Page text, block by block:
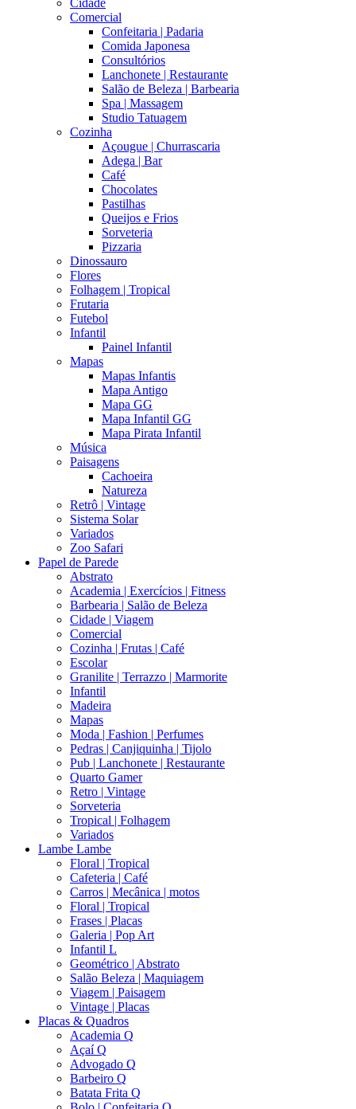
Cidade
Comercial
Confeitaria | Padaria
Comida Japonesa
Consultórios
Lanchonete | Restaurante
Salão de Beleza | Barbearia
Spa | Massagem
Studio Tatuagem
Cozinha
Açougue | Churrascaria
Adega | Bar
Café
Chocolates
Pastilhas
Queijos e Frios
Sorveteria
Pizzaria
Dinossauro
Flores
Folhagem | Tropical
Frutaria
Futebol
Infantil
Painel Infantil
Mapas
Mapas Infantis
Mapa Antigo
Mapa GG
Mapa Infantil GG
Mapa Pirata Infantil
Música
Paisagens
Cachoeira
Natureza
Retrô | Vintage
Sistema Solar
Variados
Zoo Safari
Papel de Parede
Abstrato
Academia | Exercícios | Fitness
Barbearia | Salão de Beleza
Cidade | Viagem
Comercial
Cozinha | Frutas | Café
Escolar
Granilite | Terrazzo | Marmorite
Infantil
Madeira
Mapas
Moda | Fashion | Perfumes
Pedras | Canjiquinha | Tijolo
Pub | Lanchonete | Restaurante
Quarto Gamer
Retro | Vintage
Sorveteria
Tropical | Folhagem
Variados
Lambe Lambe
Floral | Tropical
Cafeteria | Café
Carros | Mecânica | motos
Floral | Tropical
Frases | Placas
Galeria | Pop Art
Infantil L
Geométrico | Abstrato
Salão Beleza | Maquiagem
Viagem | Paisagem
Vintage | Placas
Placas & Quadros
Academia Q
Açaí Q
Advogado Q
Barbeiro Q
Batata Frita Q